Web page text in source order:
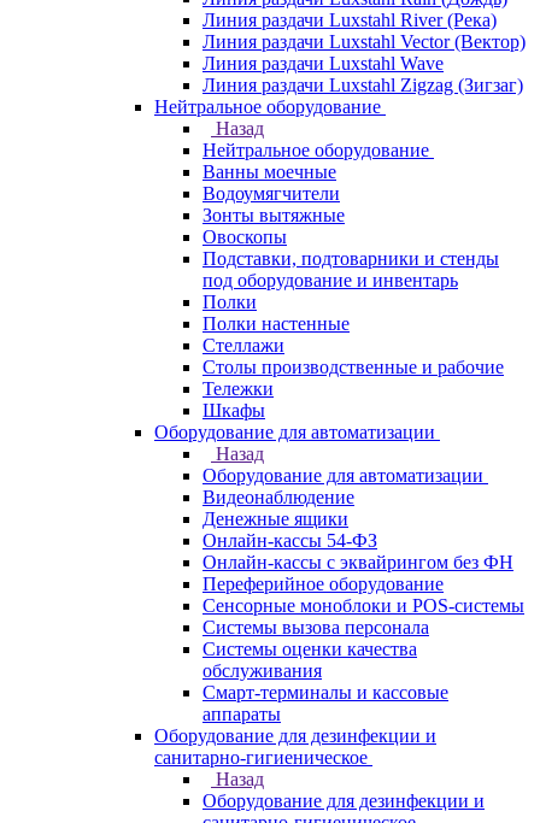
Линия раздачи Luxstahl River (Река)
Линия раздачи Luxstahl Vector (Вектор)
Линия раздачи Luxstahl Wave
Линия раздачи Luxstahl Zigzag (Зигзаг)
Нейтральное оборудование
Назад
Нейтральное оборудование
Ванны моечные
Водоумягчители
Зонты вытяжные
Овоскопы
Подставки, подтоварники и стенды
под оборудование и инвентарь
Полки
Полки настенные
Стеллажи
Столы производственные и рабочие
Тележки
Шкафы
Оборудование для автоматизации
Назад
Оборудование для автоматизации
Видеонаблюдение
Денежные ящики
Онлайн-кассы 54-ФЗ
Онлайн-кассы с эквайрингом без ФН
Переферийное оборудование
Сенсорные моноблоки и POS-системы
Системы вызова персонала
Системы оценки качества
обслуживания
Смарт-терминалы и кассовые
аппараты
Оборудование для дезинфекции и
санитарно-гигиеническое
Назад
Оборудование для дезинфекции и